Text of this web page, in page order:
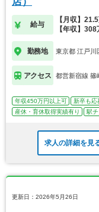
給与
【月収】
【年収】
勤務地 東京都 江戸川
アクセス 都営新宿線 篠
年収450万円以上可 新卒も応
産休・育休取得実績有り
駅チ
求人の詳細を見
更新日：2026年5月26日